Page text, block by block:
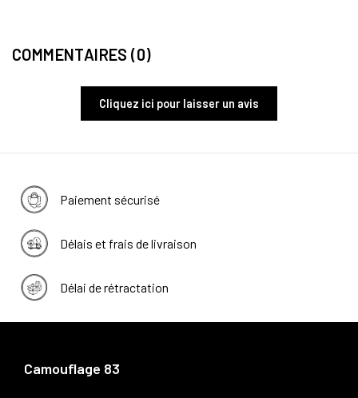
COMMENTAIRES (0)
Cliquez ici pour laisser un avis
Paiement sécurisé
Délais et frais de livraison
Délai de rétractation
Camouflage 83